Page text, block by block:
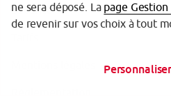
Sécurité
ne sera déposé. La page Gestion
de revenir sur vos choix à tout